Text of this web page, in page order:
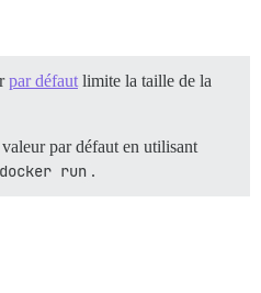
par défaut limite la taille de la
par défaut en utilisant
docker run .